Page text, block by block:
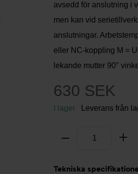
avsedd för anslutning i
men kan vid
anslutningar.
eller NC-koppling M =
lekande mutter 90°
630 SEK
I lager Leverans från
Ta bort
Tekniska